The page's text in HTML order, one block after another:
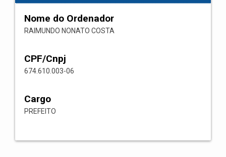
Nome do Ordenador
RAIMUNDO NONATO COSTA
CPF/Cnpj
674.610.003-06
Cargo
PREFEITO